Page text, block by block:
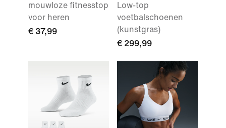
mouwloze fitnesstop
voor heren
€ 37,99
Low-top
voetbalschoenen
(kunstgras)
€ 299,99